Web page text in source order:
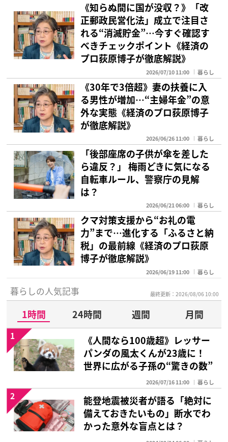
《知らぬ間に国が没収？》「改
正郵政民営化法」成立で注目さ
れる“消滅貯金”…今すぐ確認す
べきチェックポイント《経済の
プロ荻原博子が徹底解説》
2026/07/10 11:00 暮らし
《30年で3倍超》妻の扶養に入
る男性が増加…“主婦年金”の意
外な実態《経済のプロ荻原博子
が徹底解説》
2026/06/26 11:00 暮らし
「後部座席の子供が傘を差した
ら違反？」 梅雨どきに気になる
自転車ルール、警察庁の見解
は？
2026/06/21 06:00 暮らし
クマ対策支援から“お礼の電
力”まで…進化する「ふるさと納
税」の最前線《経済のプロ荻原
博子が徹底解説》
2026/06/19 11:00 暮らし
暮らしの人気記事 最終更新：2026/08/06 10:00
1時間 24時間 週間
月間
《人間なら100歳超》レッサー
パンダの風太くんが23歳に！
世界に広がる子孫の“驚きの数”
2026/07/16 11:00 暮らし
1
能登地震被災者が語る「絶対に
備えておきたいもの」断水でわ
かった意外な盲点とは？
2